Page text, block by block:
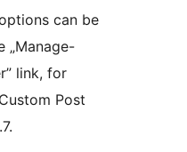
can be
„Manage-
link, for
Post